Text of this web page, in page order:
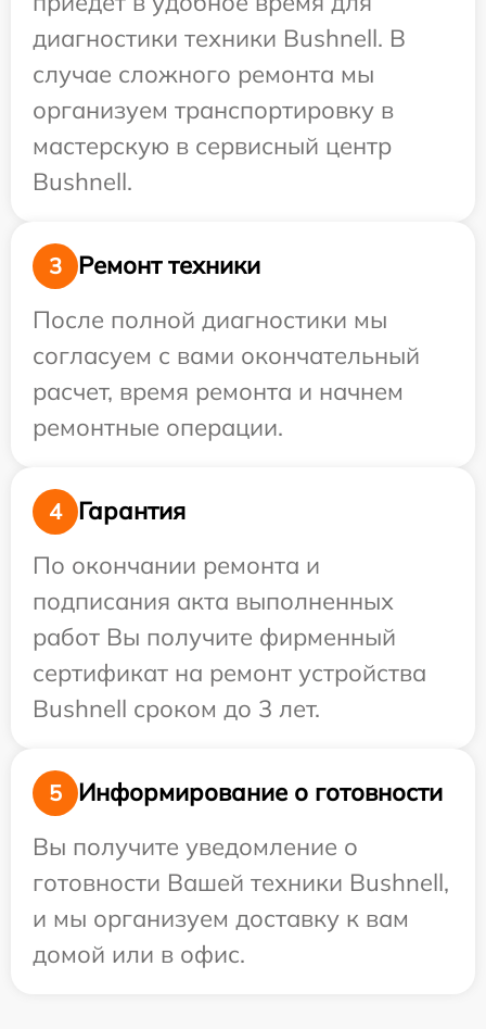
диагностики техники Bushnell. В
случае сложного ремонта мы
организуем транспортировку в
мастерскую в сервисный центр
Bushnell.
3
Ремонт техники
После полной диагностики мы
согласуем с вами окончательный
расчет, время ремонта и начнем
ремонтные операции.
4
Гарантия
По окончании ремонта и
подписания акта выполненных
работ Вы получите фирменный
сертификат на ремонт устройства
Bushnell сроком до 3 лет.
5
Информирование о готовности
Вы получите уведомление о
готовности Вашей техники Bushnell,
и мы организуем доставку к вам
домой или в офис.